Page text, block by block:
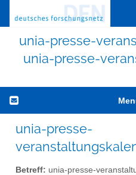
unia-presse-
unia-presse-
unia-presse-
Betreff: unia-presse-